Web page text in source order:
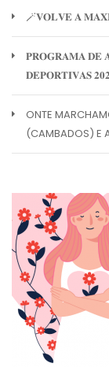
🪄𝐕𝐎𝐋𝐕𝐄 𝐀
𝐏𝐑𝐎𝐆𝐑𝐀𝐌𝐀 𝐃𝐄
𝐃𝐄𝐏𝐎𝐑𝐓𝐈𝐕𝐀𝐒
ONTE
(CAMBADOS) E